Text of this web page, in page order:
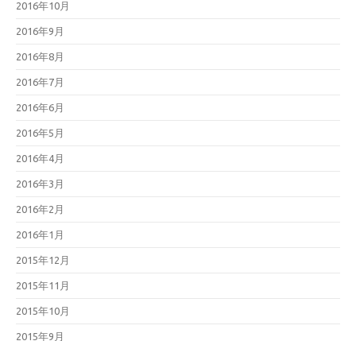
2016年10月
2016年9月
2016年8月
2016年7月
2016年6月
2016年5月
2016年4月
2016年3月
2016年2月
2016年1月
2015年12月
2015年11月
2015年10月
2015年9月